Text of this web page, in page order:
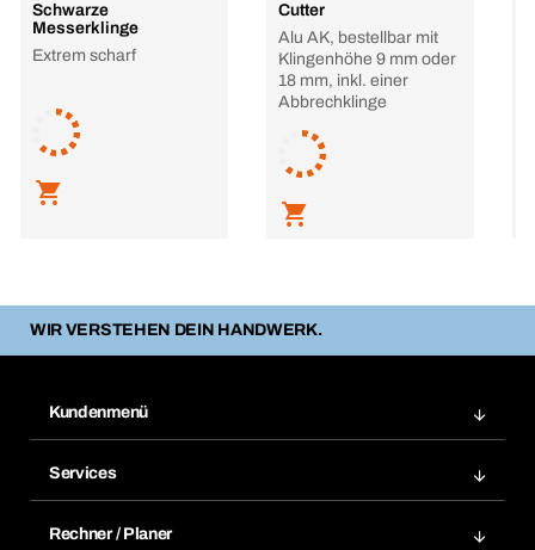
Schwarze
Messerklinge
Extrem scharf
Cutter
Alu AK, bestellbar mit
Klingenhöhe 9 mm oder
18 mm, inkl. einer
Abbrechklinge
WIR VERSTEHEN DEIN HANDWERK.
Kundenmenü
Rechnungen
Services
Rechner / Planer